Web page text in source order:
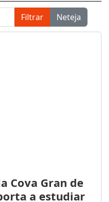
Filtrar Neteja
Cova Gran de
a estudiar